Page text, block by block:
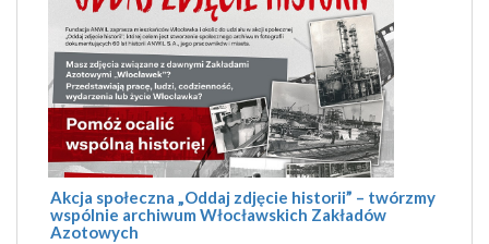
Akcja społeczna „Oddaj zdjęcie historii” – twórzmy
wspólnie archiwum Włocławskich Zakładów
Azotowych